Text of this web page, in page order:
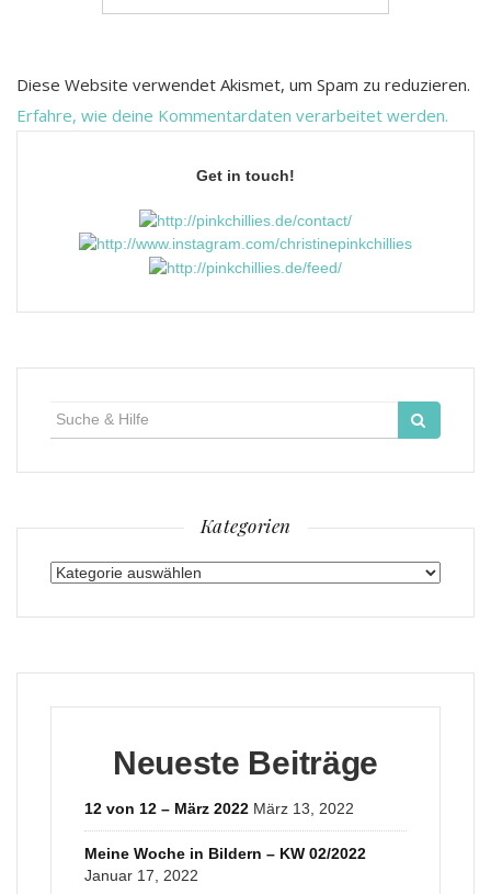
Diese Website verwendet Akismet, um Spam zu reduzieren.
Erfahre, wie deine Kommentardaten verarbeitet werden.
Get in touch!
Kategorien
Kategorien
Neueste Beiträge
12 von 12 – März 2022 März 13, 2022
Meine Woche in Bildern – KW 02/2022
Januar 17, 2022